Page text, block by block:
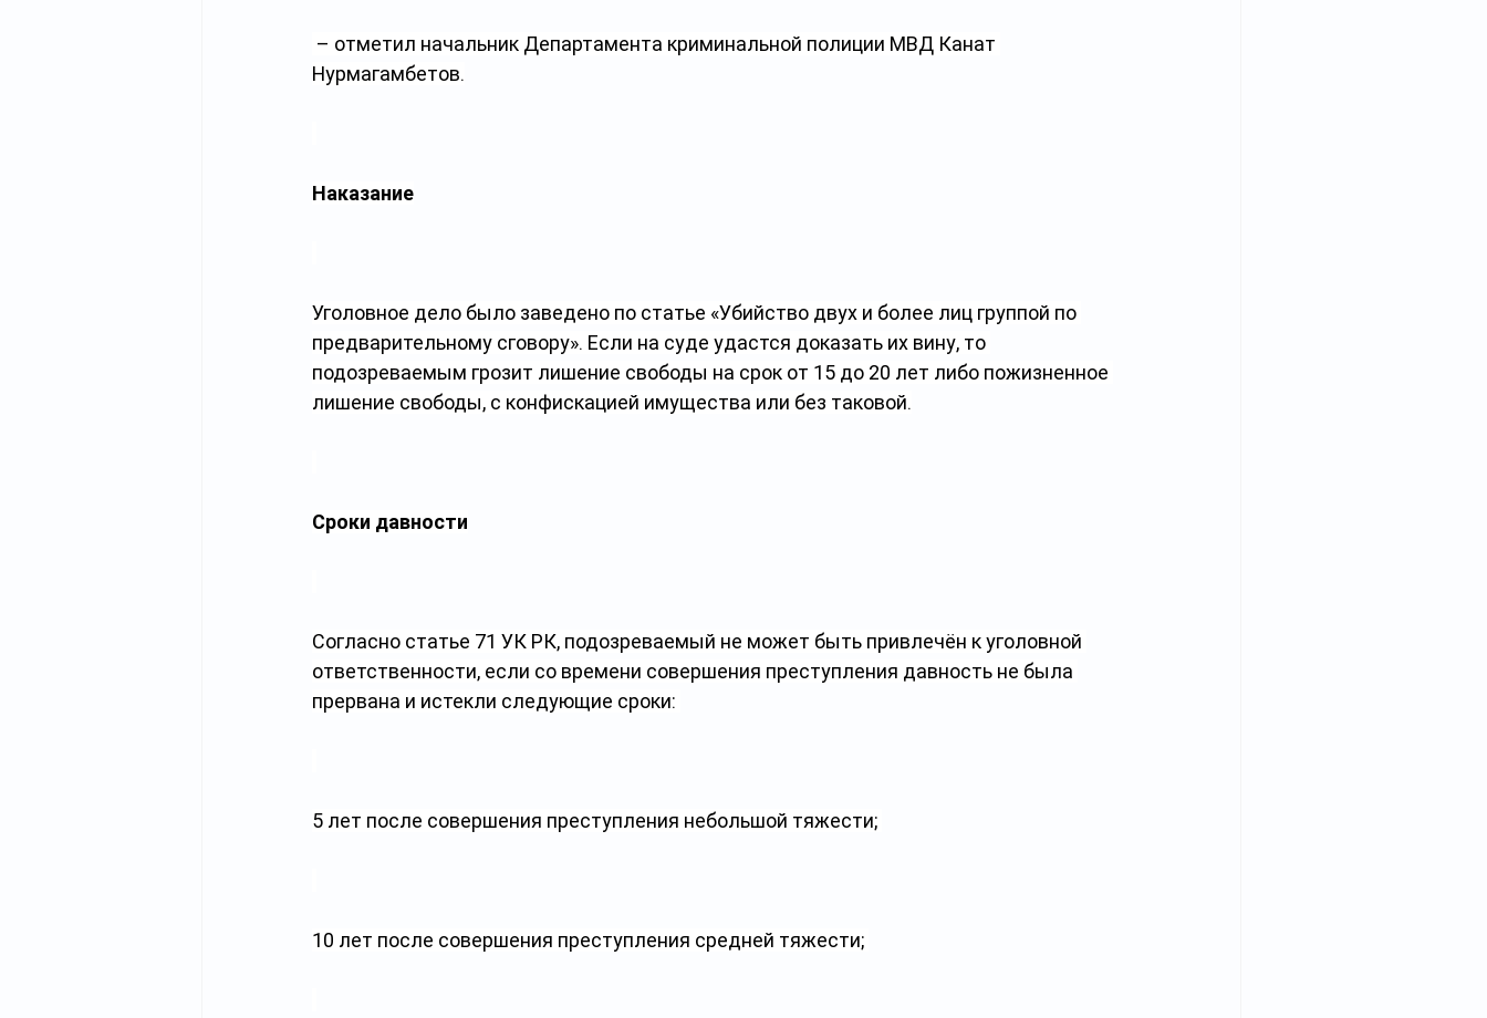
– отметил начальник Департамента криминальной полиции МВД Канат
Нурмагамбетов.
Наказание
Уголовное дело было заведено по статье «Убийство двух и более лиц группой по
предварительному сговору». Если на суде удастся доказать их вину, то
подозреваемым грозит лишение свободы на срок от 15 до 20 лет либо пожизненное
лишение свободы, с конфискацией имущества или без таковой.
Сроки давности
Согласно статье 71 УК РК, подозреваемый не может быть привлечён к уголовной
ответственности, если со времени совершения преступления давность не была
прервана и истекли следующие сроки:
5 лет после совершения преступления небольшой тяжести;
10 лет после совершения преступления средней тяжести;